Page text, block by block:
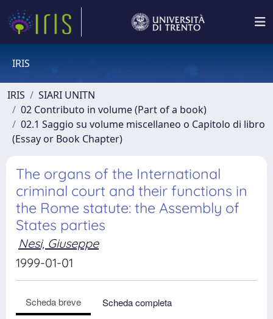
IRIS
IRIS
SIARI UNITN
02 Contributo in volume (Part of a book)
02.1 Saggio su volume miscellaneo o Capitolo di libro
(Essay or Book Chapter)
The organs of the International
criminal court and their functions in
the Rome statute: the Assembly of
States parties
Nesi, Giuseppe
1999-01-01
Scheda breve
Scheda completa